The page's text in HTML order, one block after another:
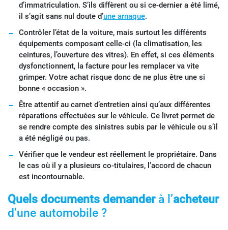
d’immatriculation. S’ils diffèrent ou si ce-dernier a été limé,
il s’agit sans nul doute d’une arnaque.
Contrôler l’état de la voiture, mais surtout les différents
équipements composant celle-ci (la climatisation, les
ceintures, l’ouverture des vitres). En effet, si ces éléments
dysfonctionnent, la facture pour les remplacer va vite
grimper. Votre achat risque donc de ne plus être une si
bonne « occasion ».
Être attentif au carnet d’entretien ainsi qu’aux différentes
réparations effectuées sur le véhicule. Ce livret permet de
se rendre compte des sinistres subis par le véhicule ou s’il
a été négligé ou pas.
Vérifier que le vendeur est réellement le propriétaire. Dans
le cas où il y a plusieurs co-titulaires, l’accord de chacun
est incontournable.
Quels documents demanderà l’acheteur
d’une automobile ?